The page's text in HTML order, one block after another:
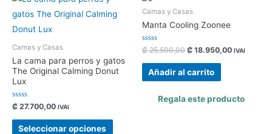
Camas y Casas
La cama para perros y gatos
The Original Calming Donut
Lux
Valorado
con
0
de
₡ 27.700,00 IVAI
Seleccionar opciones
Camas y Casas
Manta Cooling Zoonee
Valorado
con
0
₡25.500,00 ₡ 18.950,00 IVAI
Añadir al carrito
Regala este producto